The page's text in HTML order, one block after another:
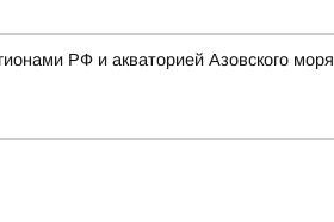
РФ и акваторией Азовского моря